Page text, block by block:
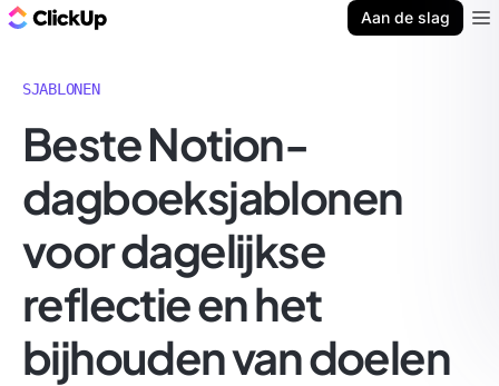
Aan de slag
SJABLONEN
Beste Notion-
dagboeksjablonen
voor dagelijkse
reflectie en het
bijhouden van doelen